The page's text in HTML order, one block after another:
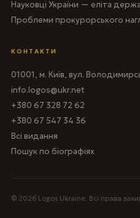
Науковці України — еліта
Проблеми прокурорського
КОНТАКТИ
01001, м. Київ, вул.
info.logos@ukr.net
+380 67 328 72 62
+380 67 547 34 36
Всі видання
Пошук по біографіях
© 2026 Logos Ukraine. Всі права